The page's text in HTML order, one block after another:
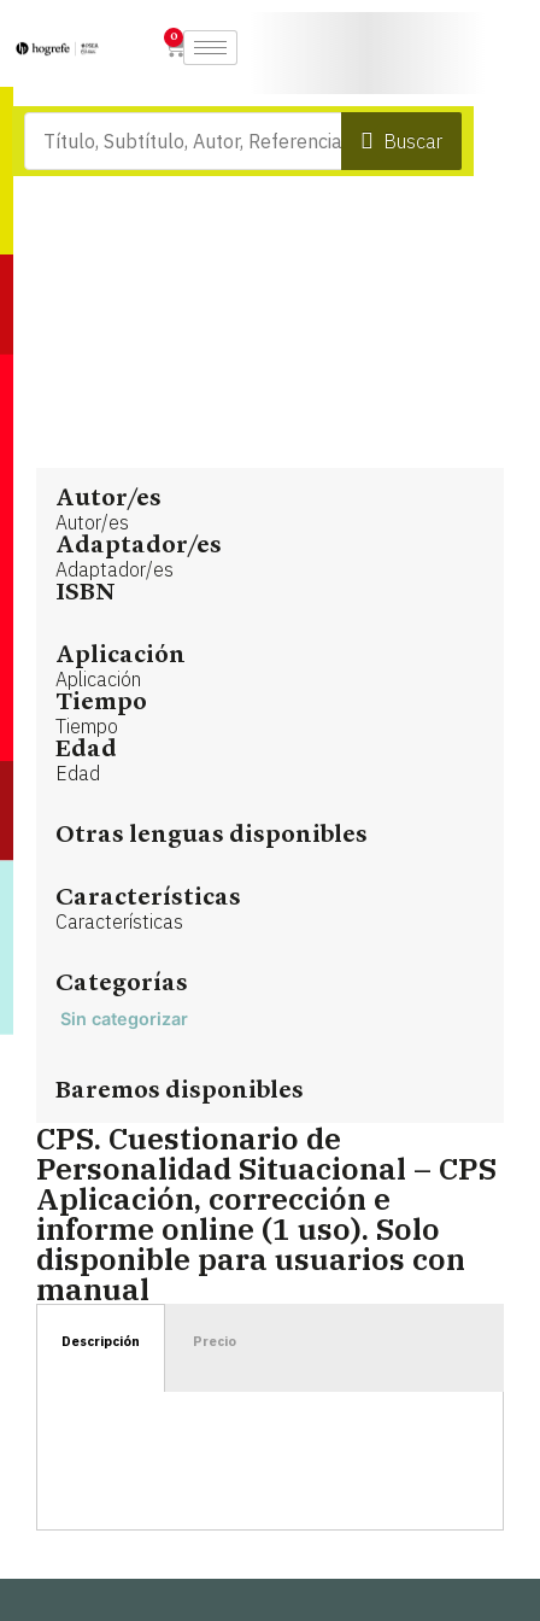
0
Buscar
Autor/es
Autor/es
Adaptador/es
Adaptador/es
ISBN
Aplicación
Aplicación
Tiempo
Tiempo
Edad
Edad
Otras lenguas disponibles
Características
Características
Categorías
Sin categorizar
Baremos disponibles
CPS. Cuestionario de
Personalidad Situacional – CPS
Aplicación, corrección e
informe online (1 uso). Solo
disponible para usuarios con
manual
Descripción Precio